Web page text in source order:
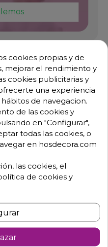
de producto
central abierto
AISI 304 18/10.
altura del mueble
cookies propias y de
mejorar el rendimiento y
cookies publicitarias y
una experiencia
de navegacion.
de las cookies y
en "Configurar",
todas las cookies, o
en hosdecora.com
las cookies, el
de cookies y